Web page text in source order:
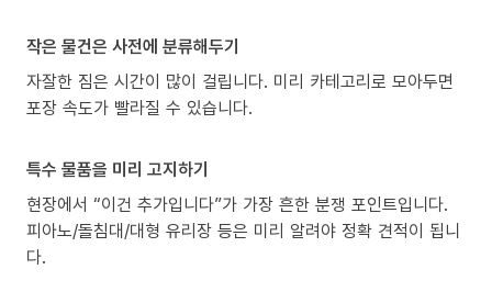
작은 물건은 사전에 분류해두기
자잘한 짐은 시간이 많이 걸립니다. 미리 카테고리로 모아두면
포장 속도가 빨라질 수 있습니다.
특수 물품을 미리 고지하기
현장에서 “이건 추가입니다”가 가장 흔한 분쟁 포인트입니다.
피아노/돌침대/대형 유리장 등은 미리 알려야 정확 견적이 됩니
다.